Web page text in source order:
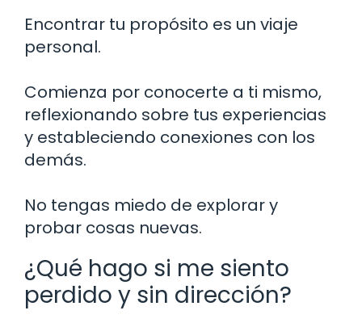
Encontrar tu propósito es un viaje
personal.
Comienza por conocerte a ti mismo,
reflexionando sobre tus experiencias
y estableciendo conexiones con los
demás.
No tengas miedo de explorar y
probar cosas nuevas.
¿Qué hago si me siento
perdido y sin dirección?